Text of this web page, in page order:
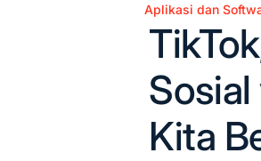
Posted
in
Aplikasi dan
Kita